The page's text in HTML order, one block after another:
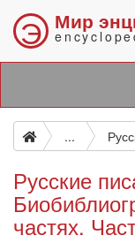
Э Мир
...
Русские
частях.